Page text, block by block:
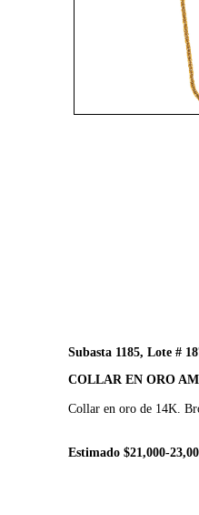
Subasta 1185, Lote #
COLLAR EN ORO
Collar en oro de 14K.
Estimado $21,000-